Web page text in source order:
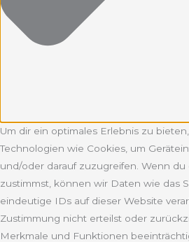
Um dir ein optimales Erlebnis zu
Technologien wie Cookies, um
und/oder darauf zuzugreifen. Wenn du
zustimmst, können wir Daten wie das
eindeutige IDs auf dieser Website
Zustimmung nicht erteilst oder
Merkmale und Funktionen